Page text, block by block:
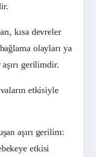
kısa devreler
olayları ya
gerilimdir.
etkisiyle
aşırı gerilim:
etkisi